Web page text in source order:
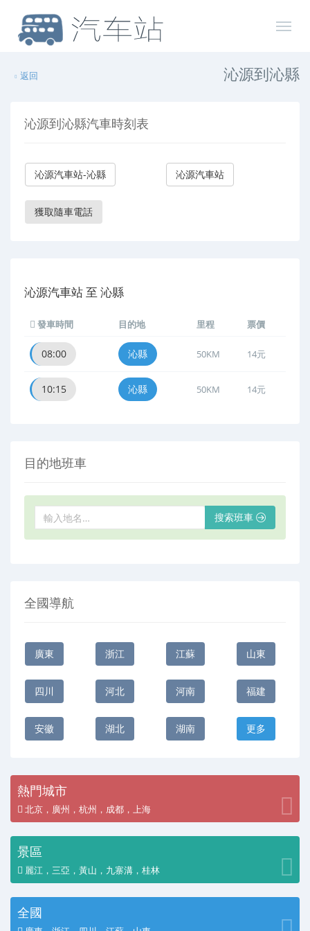
沁源到沁縣
返回
沁源到沁縣汽車時刻表
沁源汽車站-沁縣 沁源汽車站
獲取隨車電話
沁源汽車站 至 沁縣
發車時間 目的地 里程 票價
08:00 沁縣 50KM 14元
10:15 沁縣 50KM 14元
目的地班車
搜索班車
全國導航
廣東 浙江 江蘇 山東
四川 河北 河南 福建
安徽 湖北 湖南 更多
熱門城市
北京，廣州，杭州，成都，上海
景區
麗江，三亞，黃山，九寨溝，桂林
全國